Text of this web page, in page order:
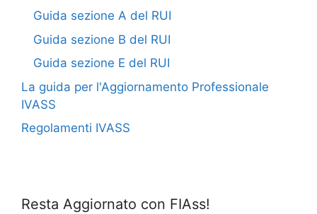
Guida sezione A del RUI
Guida sezione B del RUI
Guida sezione E del RUI
La guida per l'Aggiornamento Professionale
IVASS
Regolamenti IVASS
Resta Aggiornato con FIAss!